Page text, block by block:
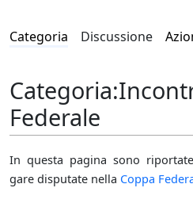
Categoria Discussione
Categoria:
Federale
In questa pagina sono
gare disputate nella Coppa